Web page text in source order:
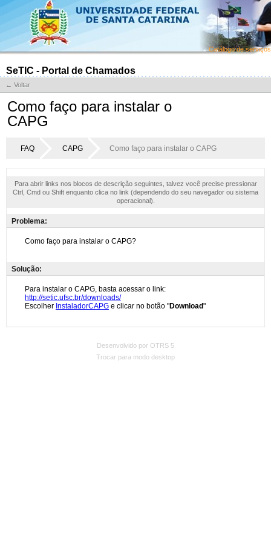
Catálogo de serviços
SeTIC - Portal de Chamados
← Voltar
Como faço para instalar o
CAPG
FAQ CAPG Como faço para instalar o CAPG
Para abrir links nos blocos de descrição seguintes, talvez você precise pressionar
Ctrl, Cmd ou Shift enquanto clica no link (dependendo do seu navegador ou sistema
operacional).
Problema:
Solução:
Desenvolvido por OTRS 5
Trocar para modo desktop